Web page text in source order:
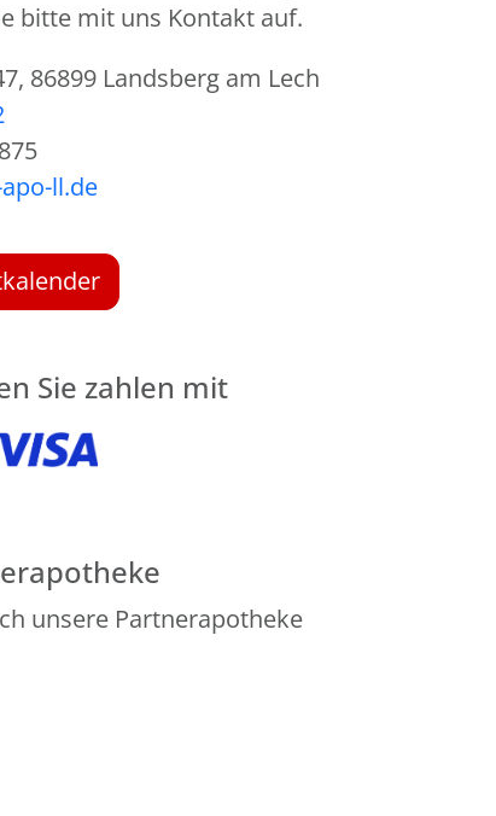
bitte mit uns Kontakt auf.
86899 Landsberg am Lech
ll.de
Sie zahlen mit
unsere Partnerapotheke